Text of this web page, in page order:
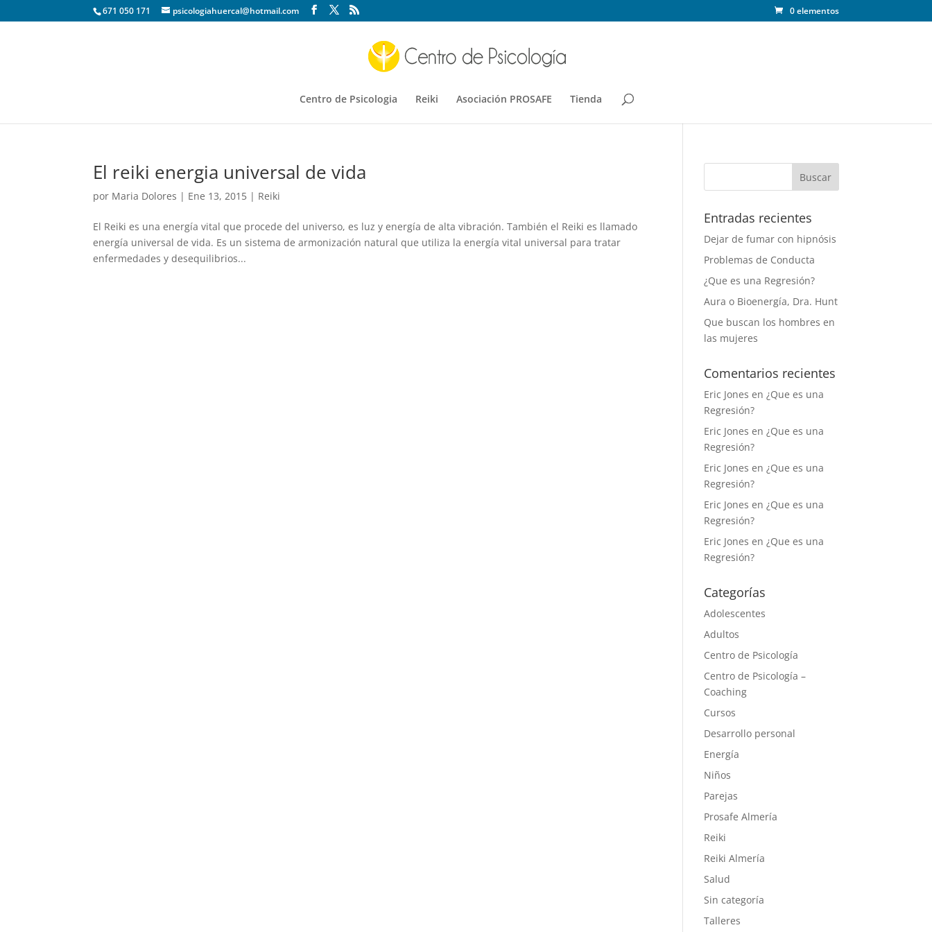
671 050 171 psicologiahuercal@hotmail.com 0 elementos
Centro de Psicologia Reiki Asociación PROSAFE Tienda
El reiki energia universal de vida
por Maria Dolores | Ene 13, 2015 | Reiki
El Reiki es una energía vital que procede del universo, es luz y energía de alta vibración. También el Reiki es llamado
energía universal de vida. Es un sistema de armonización natural que utiliza la energía vital universal para tratar
enfermedades y desequilibrios...
Entradas recientes
Dejar de fumar con hipnósis
Problemas de Conducta
¿Que es una Regresión?
Aura o Bioenergía, Dra. Hunt
Que buscan los hombres en
las mujeres
Comentarios recientes
Eric Jones en¿Que es una
Regresión?
Eric Jones en¿Que es una
Regresión?
Eric Jones en¿Que es una
Regresión?
Eric Jones en¿Que es una
Regresión?
Eric Jones en¿Que es una
Regresión?
Categorías
Adolescentes
Adultos
Centro de Psicología
Centro de Psicología –
Coaching
Cursos
Desarrollo personal
Energía
Niños
Parejas
Prosafe Almería
Reiki
Reiki Almería
Salud
Sin categoría
Talleres